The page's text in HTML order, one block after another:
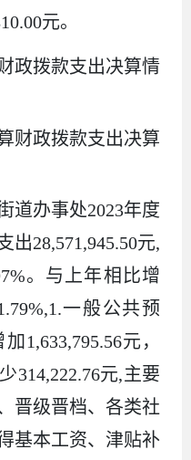
元。
政拨款支出决算情
财政拨款支出决算
道办事处2023年度
出28,571,945.50元,
。与上年相比增
一般公共预
1,633,795.56元，
314,222.76元,主要
晋级晋档、各类社
基本工资、津贴补